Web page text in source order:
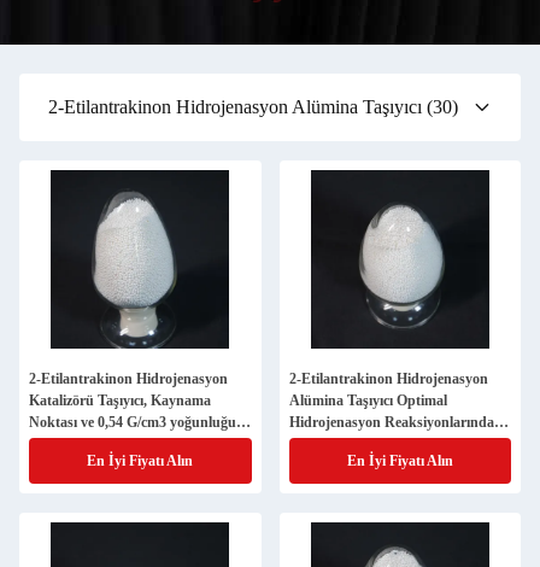
2-Etilantrakinon Hidrojenasyon Alümina Taşıyıcı (30)
2-Etilantrakinon Hidrojenasyon
Katalizörü Taşıyıcı, Kaynama
Noktası ve 0,54 G/cm3 yoğunluğu
bulunmuyor
En İyi Fiyatı Alın
2-Etilantrakinon Hidrojenasyon
Alümina Taşıyıcı Optimal
Hidrojenasyon Reaksiyonlarında
Verimliliği Artıran
En İyi Fiyatı Alın